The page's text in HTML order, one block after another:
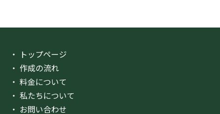
・ トップページ
・ 作成の流れ
・ 料金について
・ 私たちについて
・ お問い合わせ